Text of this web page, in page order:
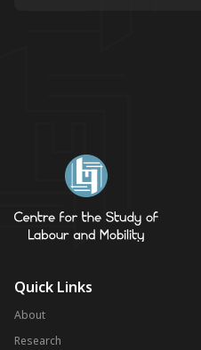
Quick Links
About
Research